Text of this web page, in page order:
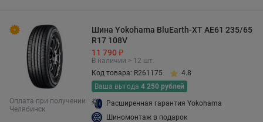
Оплата при получении
Челябинск
Шина Yokohama BluEarth-XT AE61 235/65
R17 108V
11 790 ₽
В наличии > 12 шт.
Код товара: R261175
4.8
Ваша выгода 4 250 рублей
Расширенная гарантия Yokohama
Шиномонтаж в подарок